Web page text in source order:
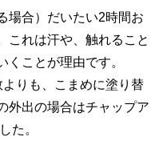
場合）だいたい2時間お
これは汗や、触れること
くことが理由です。
りも、こまめに塗り替
外出の場合はチャップア
た。